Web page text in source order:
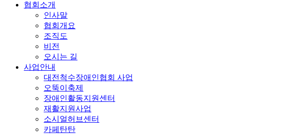
협회소개
인사말
협회개요
조직도
비전
오시는 길
사업안내
대전척수장애인협회 사업
오뚝이축제
장애인활동지원센터
재활지원사업
소시얼허브센터
카페탄탄